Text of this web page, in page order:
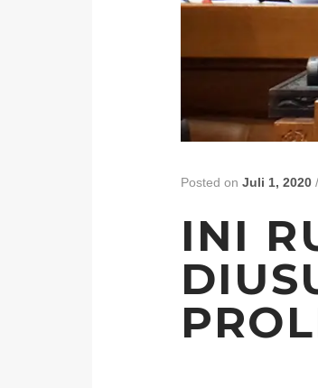
Posted on Juli 1, 2020 /
INI